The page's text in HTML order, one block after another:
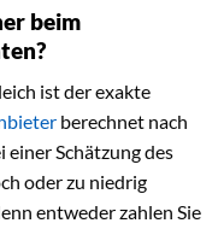
beim
ist der exakte
berechnet nach
einer Schätzung des
oder zu niedrig
entweder zahlen Sie